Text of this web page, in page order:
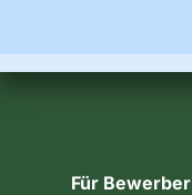
Für Bewerber